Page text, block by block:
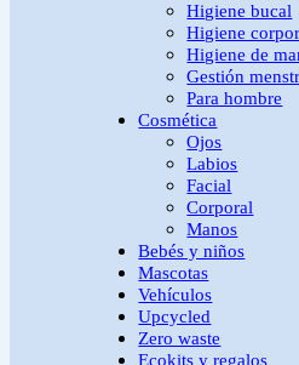
Higiene bucal
Higiene
Higiene de
Gestión
Para hombre
Cosmética
Ojos
Labios
Facial
Corporal
Manos
Bebés y niños
Mascotas
Vehículos
Upcycled
Zero waste
Ecokits y regalos